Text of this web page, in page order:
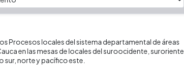
Procesos locales del sistema departamental de áreas
en las mesas de locales del suroocidente, suroriente,
norte y pacífico este.